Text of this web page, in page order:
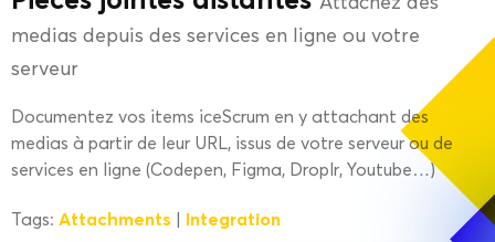
medias depuis des services en ligne ou votre
serveur
Documentez vos items iceScrum en y attachant des
medias à partir de leur URL, issus de votre serveur ou de
services en ligne (Codepen, Figma, Droplr, Youtube…)
Tags: Attachments | Integration